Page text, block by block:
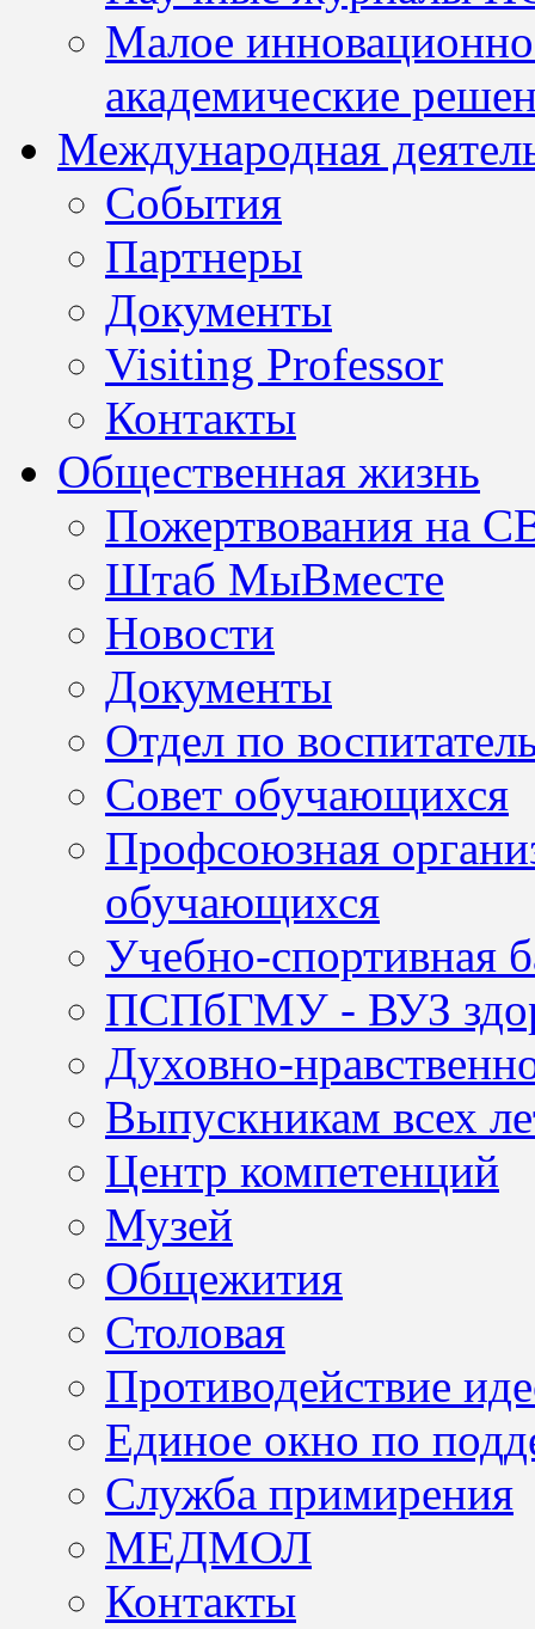
Малое
академические
Международная
События
Партнеры
Документы
Visiting Professor
Контакты
Общественная жизнь
Пожертвования на
Штаб МыВместе
Новости
Документы
Отдел по
Совет обучающихся
Профсоюзная
обучающихся
Учебно-спортивная
ПСПбГМУ - ВУЗ
Духовно-
Выпускникам всех
Центр компетенций
Музей
Общежития
Столовая
Противодействие
Единое окно по
Служба примирения
МЕДМОЛ
Контакты